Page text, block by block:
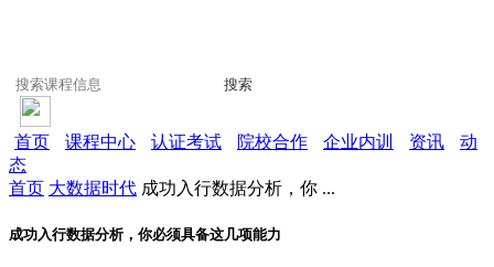
搜索
首页 课程中心 认证考试 院校合作 企业内训 资讯
动
态
首页 大数据时代 成功入行数据分析，你 ...
成功入行数据分析，你必须具备这几项能力